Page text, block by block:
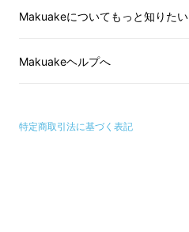
り組んでおります。
ながら継続・拡大を目指
Makuakeについてもっと知りたい
Makuakeヘルプへ
特定商取引法に基づく表記